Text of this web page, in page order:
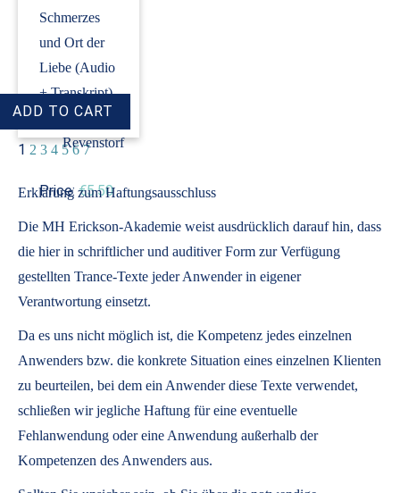
Schmerzes
und Ort der
Liebe (Audio
+ Transkript)
›Dirk
Revenstorf
Price: €5.50
1 2 3 4 5 6 7
Erklärung zum Haftungsausschluss
Die MH Erickson-Akademie weist ausdrücklich darauf hin, dass
die hier in schriftlicher und auditiver Form zur Verfügung
gestellten Trance-Texte jeder Anwender in eigener
Verantwortung einsetzt.
Da es uns nicht möglich ist, die Kompetenz jedes einzelnen
Anwenders bzw. die konkrete Situation eines einzelnen Klienten
zu beurteilen, bei dem ein Anwender diese Texte verwendet,
schließen wir jegliche Haftung für eine eventuelle
Fehlanwendung oder eine Anwendung außerhalb der
Kompetenzen des Anwenders aus.